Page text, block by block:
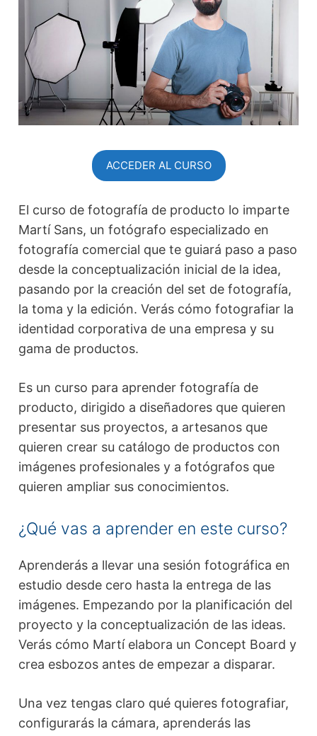
ACCEDER AL CURSO
El curso de fotografía de producto lo imparte
Martí Sans, un fotógrafo especializado en
fotografía comercial que te guiará paso a paso
desde la conceptualización inicial de la idea,
pasando por la creación del set de fotografía,
la toma y la edición. Verás cómo fotografiar la
identidad corporativa de una empresa y su
gama de productos.
Es un curso para aprender fotografía de
producto, dirigido a diseñadores que quieren
presentar sus proyectos, a artesanos que
quieren crear su catálogo de productos con
imágenes profesionales y a fotógrafos que
quieren ampliar sus conocimientos.
¿Qué vas a aprender en este curso?
Aprenderás a llevar una sesión fotográfica en
estudio desde cero hasta la entrega de las
imágenes. Empezando por la planificación del
proyecto y la conceptualización de las ideas.
Verás cómo Martí elabora un Concept Board y
crea esbozos antes de empezar a disparar.
Una vez tengas claro qué quieres fotografiar,
configurarás la cámara, aprenderás las